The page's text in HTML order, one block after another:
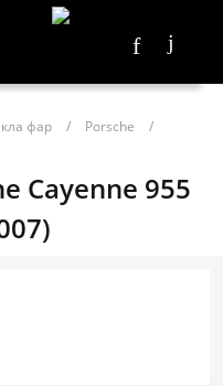
фар / Porsche
/
Cayenne 955